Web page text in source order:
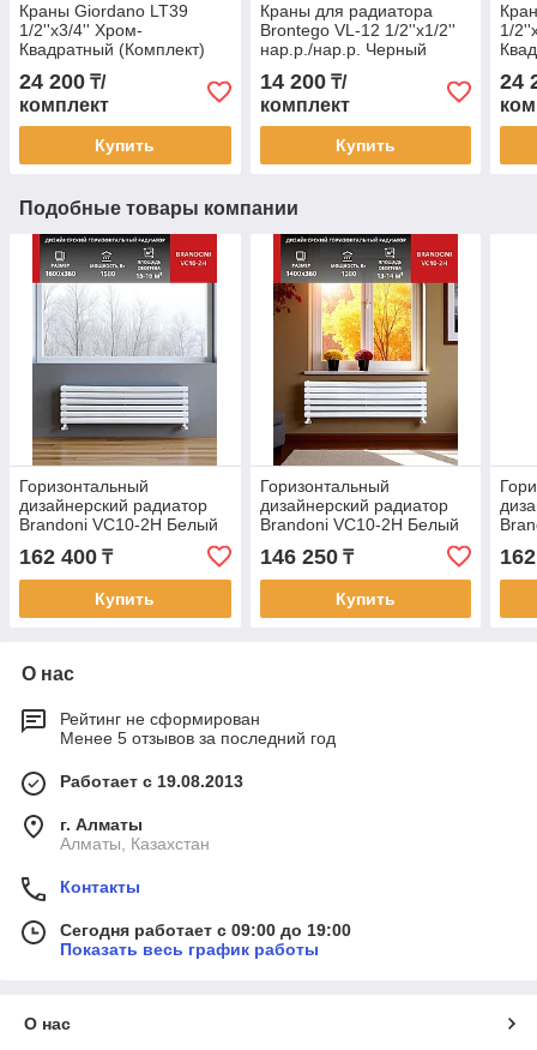
Краны Giordano LT39
1/2''x3/4'' Хром-
Квадратный (Комплект)
24 200 ₸/
комплект
Купить
Краны для радиатора
Brontego VL-12 1/2''x1/2''
нар.р./нар.р. Черный
(Угловые)
14 200₸/
комплект
Купить
1/
24
Подобные товары компании
Горизонтальный
дизайнерский радиатор
Brandoni VC10-2H Белый
162 400 ₸
Купить
Горизонтальный
дизайнерский радиатор
Brandoni VC10-2H Белый
146 250₸
Купить
О нас
Рейтинг не сформирован
Менее 5 отзывов за последний год
Работает с 19.08.2013
г. Алматы
Алматы, Казахстан
Контакты
Сегодня работает с 09:00 до 19:00
Показать весь график работы
О нас